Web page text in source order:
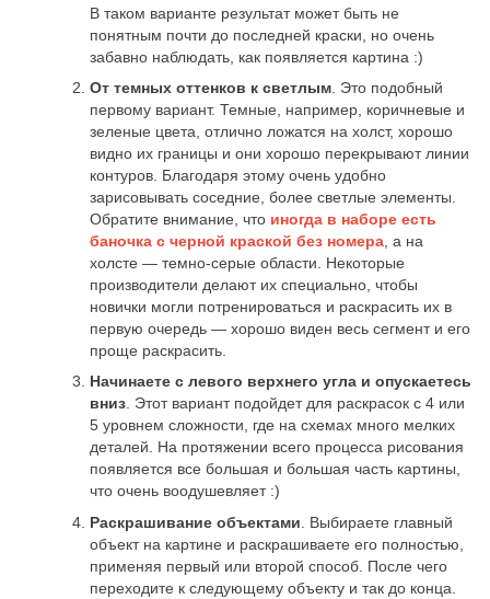
В таком варианте результат может быть не
понятным почти до последней краски, но очень
забавно наблюдать, как появляется картина :)
От темных оттенков к светлым . Это подобный
первому вариант. Темные, например, коричневые и
зеленые цвета, отлично ложатся на холст, хорошо
видно их границы и они хорошо перекрывают линии
контуров. Благодаря этому очень удобно
зарисовывать соседние, более светлые элементы.
Обратите внимание, что иногда в наборе есть
баночка с черной краской без номера , а на
холсте — темно-серые области. Некоторые
производители делают их специально, чтобы
новички могли потренироваться и раскрасить их в
первую очередь — хорошо виден весь сегмент и его
проще раскрасить.
Начинаете с левого верхнего угла и опускаетесь
вниз. Этот вариант подойдет для раскрасок с 4 или
5 уровнем сложности, где на схемах много мелких
деталей. На протяжении всего процесса рисования
появляется все большая и большая часть картины,
что очень воодушевляет :)
Раскрашивание объектами . Выбираете главный
объект на картине и раскрашиваете его полностью,
применяя первый или второй способ. После чего
переходите к следующему объекту и так до конца.